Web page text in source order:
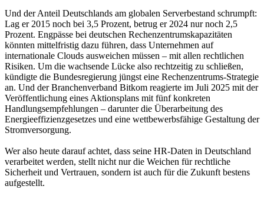
Und der Anteil Deutschlands am globalen Serverbestand schrumpft:
Lag er 2015 noch bei 3,5 Prozent, betrug er 2024 nur noch 2,5
Prozent. Engpässe bei deutschen Rechenzentrumskapazitäten
könnten mittelfristig dazu führen, dass Unternehmen auf
internationale Clouds ausweichen müssen – mit allen rechtlichen
Risiken. Um die wachsende Lücke also rechtzeitig zu schließen,
kündigte die Bundesregierung jüngst eine Rechenzentrums-Strategie
an. Und der Branchenverband Bitkom reagierte im Juli 2025 mit der
Veröffentlichung eines Aktionsplans mit fünf konkreten
Handlungsempfehlungen – darunter die Überarbeitung des
Energieeffizienzgesetzes und eine wettbewerbsfähige Gestaltung der
Stromversorgung.
Wer also heute darauf achtet, dass seine HR-Daten in Deutschland
verarbeitet werden, stellt nicht nur die Weichen für rechtliche
Sicherheit und Vertrauen, sondern ist auch für die Zukunft bestens
aufgestellt.